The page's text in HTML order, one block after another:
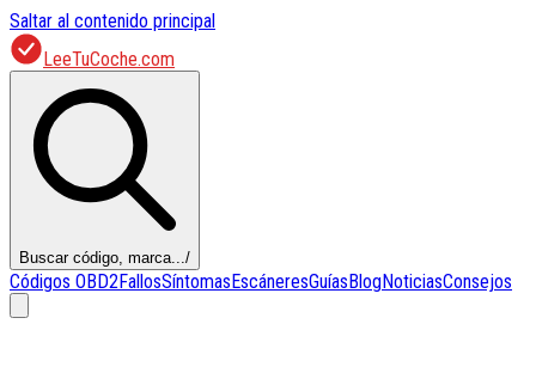
Saltar al contenido principal
LeeTuCoche.com
Buscar código, marca.../
Códigos OBD2FallosSíntomasEscáneresGuíasBlogNoticiasConsejos